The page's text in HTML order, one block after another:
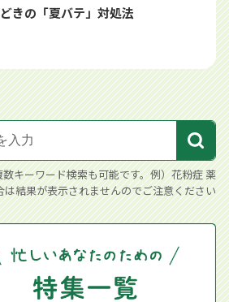
きの「夏バテ」対処法
キーワード検索も可能です。例）花粉症 薬
結果が表示されませんのでご注意ください